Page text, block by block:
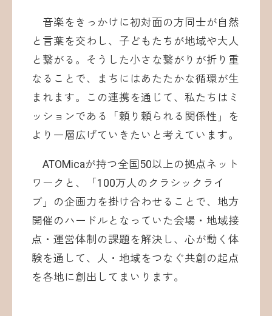
音楽をきっかけに初対面の方同士が自然
と言葉を交わし、子どもたちが地域や大人
と繋がる。そうした小さな繋がりが折り重
なることで、まちにはあたたかな循環が生
まれます。この連携を通じて、私たちはミ
ッションである「頼り頼られる関係性」を
より一層広げていきたいと考えています。
ATOMicaが持つ全国50以上の拠点ネット
ワークと、「100万人のクラシックライ
ブ」の企画力を掛け合わせることで、地方
開催のハードルとなっていた会場・地域接
点・運営体制の課題を解決し、心が動く体
験を通して、人・地域をつなぐ共創の起点
を各地に創出してまいります。